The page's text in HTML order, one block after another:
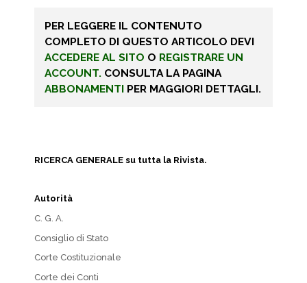
PER LEGGERE IL CONTENUTO
COMPLETO DI QUESTO ARTICOLO DEVI
ACCEDERE AL SITO O REGISTRARE UN
ACCOUNT. CONSULTA LA PAGINA
ABBONAMENTI PER MAGGIORI DETTAGLI.
RICERCA GENERALE su tutta la Rivista.
Autorità
C. G. A.
Consiglio di Stato
Corte Costituzionale
Corte dei Conti